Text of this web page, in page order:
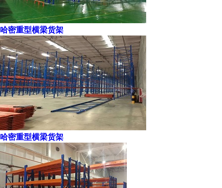
哈密重型横梁货架
哈密重型横梁货架